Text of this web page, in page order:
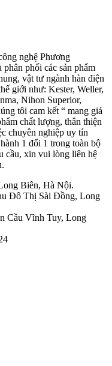
nghệ Phương
phối các sản phẩm
vật tư ngành hàn điện
giới như: Kester, Weller,
Nihon Superior,
tôi cam kết “ mang giá
chất lượng, thân thiện
chuyên nghiệp uy tín
1 đổi 1 trong toàn bộ
cầu, xin vui lòng liên hệ
Biên, Hà Nội.
Đô Thị Sài Đồng, Long
Cầu Vĩnh Tuy, Long